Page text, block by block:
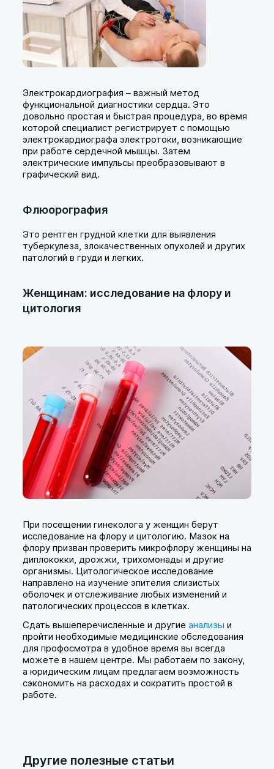
Электрокардиография – важный метод
функциональной диагностики сердца. Это
довольно простая и быстрая процедура, во время
которой специалист регистрирует с помощью
электрокардиографа электротоки, возникающие
при работе сердечной мышцы. Затем
электрические импульсы преобразовывают в
графический вид.
Флюорография
Это рентген грудной клетки для выявления
туберкулеза, злокачественных опухолей и других
патологий в груди и легких.
Женщинам: исследование на флору и
цитология
При посещении гинеколога у женщин берут
исследование на флору и цитологию. Мазок на
флору призван проверить микрофлору женщины на
диплококки, дрожжи, трихомонады и другие
организмы. Цитологическое исследование
направлено на изучение эпителия слизистых
оболочек и отслеживание любых изменений и
патологических процессов в клетках.
Сдать вышеперечисленные и другие анализы и
пройти необходимые медицинские обследования
для профосмотра в удобное время вы всегда
можете в нашем центре. Мы работаем по закону,
а юридическим лицам предлагаем возможность
сэкономить на расходах и сократить простой в
работе.
Другие полезные статьи